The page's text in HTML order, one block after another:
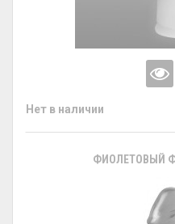
Нет в наличии
ФИОЛЕТОВЫЙ